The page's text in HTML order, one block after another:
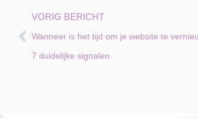
VORIG BERICHT
Wanneer is het tijd om je website te
7 duidelijke signalen